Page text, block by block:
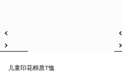
儿童印花棉质T恤